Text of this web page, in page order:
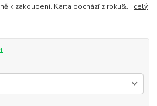
k zakoupení. Karta pochází z roku&... celý